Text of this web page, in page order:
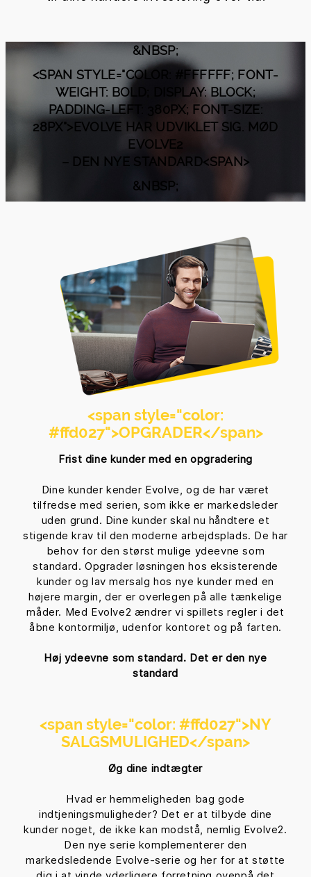
&NBSP;
<SPAN STYLE="COLOR: #FFFFFF; FONT-
WEIGHT: BOLD; DISPLAY: BLOCK;
PADDING-LEFT: 380PX; FONT-SIZE:
28PX">EVOLVE HAR UDVIKLET SIG. MØD
EVOLVE2
– DEN NYE STANDARD<SPAN>
&NBSP;
<span style="color:
#ffd027">OPGRADER</span>
Frist dine kunder med en opgradering
Dine kunder kender Evolve, og de har været
tilfredse med serien, som ikke er markedsleder
uden grund. Dine kunder skal nu håndtere et
stigende krav til den moderne arbejdsplads. De har
behov for den størst mulige ydeevne som
standard. Opgrader løsningen hos eksisterende
kunder og lav mersalg hos nye kunder med en
højere margin, der er overlegen på alle tænkelige
måder. Med Evolve2 ændrer vi spillets regler i det
åbne kontormiljø, udenfor kontoret og på farten.
Høj ydeevne som standard. Det er den nye
standard
<span style="color: #ffd027">NY
SALGSMULIGHED</span>
Øg dine indtægter
Hvad er hemmeligheden bag gode
indtjeningsmuligheder? Det er at tilbyde dine
kunder noget, de ikke kan modstå, nemlig Evolve2.
Den nye serie komplementerer den
markedsledende Evolve-serie og her for at støtte